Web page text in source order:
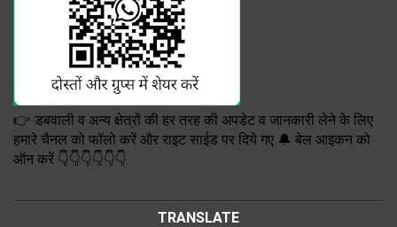
👉 डबवाली व अन्य क्षेत्रों की हर तरह की अपडेट व जानकारी लेने के लिए
हमारे चैनल को फॉलो करें और राइट साईड पर दिये गए 🔔 बेल आइकन को
ऑन करें 👇👇👇👇👇👇
TRANSLATE